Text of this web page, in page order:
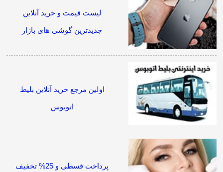
لیست قیمت و خرید آنلاین
جدیدترین گوشی های بازار
اولین مرجع خرید آنلاین بلیط
اتوبوس
پرداخت قسطی و 25% تخفیف